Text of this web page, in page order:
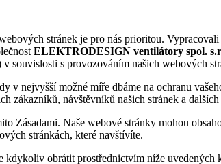
stránek je pro nás prioritou.
ELEKTRODESIGN ventilátory spol.
v souvislosti s provozováním našich webových
v nejvyšší možné míře dbáme na ochranu
zákazníků, návštěvníků našich stránek a
Zásadami. Naše webové stránky mohou
stránkách, které navštívíte.
kdykoliv obrátit prostřednictvím níže